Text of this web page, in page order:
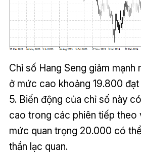
Chỉ số Hang Seng giảm mạnh
ở mức cao khoảng 19.800
5. Biến động của chỉ số này
cao trong các phiên tiếp theo
mức quan trọng 20.000 có
thần lạc quan.